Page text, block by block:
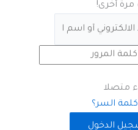
مرة أخرى!
متصلا
السر؟
الدخول